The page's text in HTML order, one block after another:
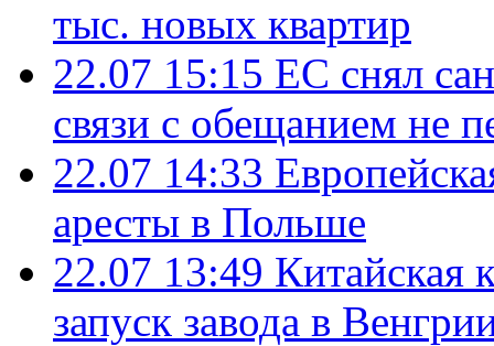
тыс. новых квартир
22.07 15:15 ЕС снял
связи с обещанием не
22.07 14:33
аресты в Польше
22.07 13:49 Китайская
запуск завода в